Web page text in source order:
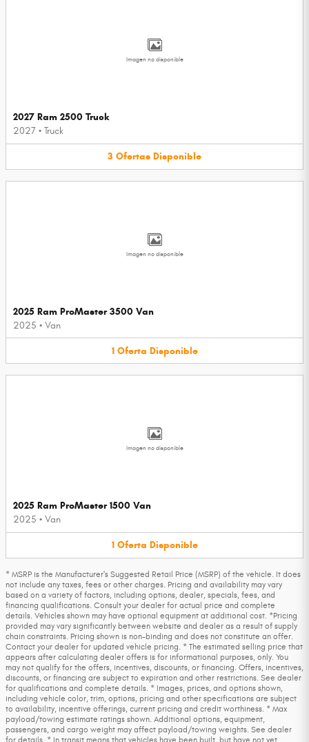
Imagen no disponible
2027 Ram 2500 Truck
2027 • Truck
3 Ofertas Disponible
Imagen no disponible
2025 Ram ProMaster 3500 Van
2025 • Van
1 Oferta Disponible
Imagen no disponible
2025 Ram ProMaster 1500 Van
2025 • Van
1 Oferta Disponible
* MSRP is the Manufacturer's Suggested Retail Price (MSRP) of the vehicle. It does
not include any taxes, fees or other charges. Pricing and availability may vary
based on a variety of factors, including options, dealer, specials, fees, and
financing qualifications. Consult your dealer for actual price and complete
details. Vehicles shown may have optional equipment at additional cost. *Pricing
provided may vary significantly between website and dealer as a result of supply
chain constraints. Pricing shown is non-binding and does not constitute an offer.
Contact your dealer for updated vehicle pricing. * The estimated selling price that
appears after calculating dealer offers is for informational purposes, only. You
may not qualify for the offers, incentives, discounts, or financing. Offers, incentives,
discounts, or financing are subject to expiration and other restrictions. See dealer
for qualifications and complete details. * Images, prices, and options shown,
including vehicle color, trim, options, pricing and other specifications are subject
to availability, incentive offerings, current pricing and credit worthiness. * Max
payload/towing estimate ratings shown. Additional options, equipment,
passengers, and cargo weight may affect payload/towing weights. See dealer
for details. * In transit means that vehicles have been built, but have not yet